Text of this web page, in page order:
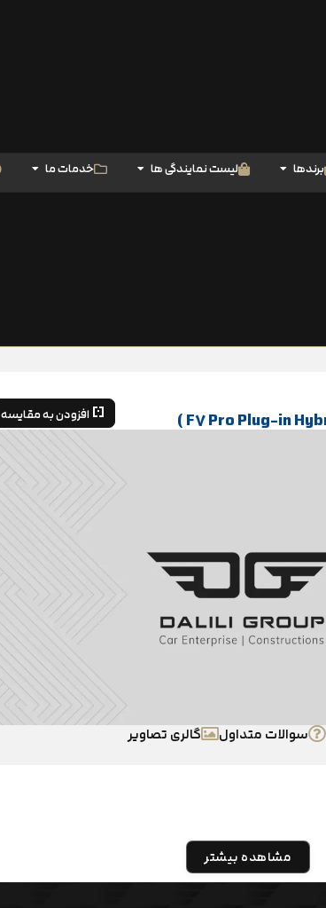
برندها لیست نمایندگی ها خدمات ما
افزودن به مقایسه
سوالات متداول گالری تصاویر
مشاهده بیشتر